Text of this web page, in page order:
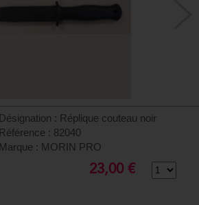
Désignation : Réplique couteau noir
Référence : 82040
Marque : MORIN PRO
23,00 €